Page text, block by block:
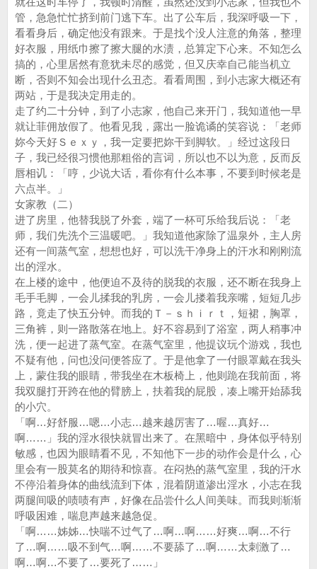
管，急急忙忙挤到前门逃下车。出了公车后，我深呼吸一下，
看看身后，确定他没有跟来。于是找个没人注意的角落，整理
好衣服，用纸巾擦了擦大腿的水渍，总算定下心来。不知怎么
搞的，心里居然有意犹未尽的感觉，但又庆幸自己能当机立
断，否则不知会出现什么丑态。看看周围，到小志家大概还有
两站，于是我决定用走的。
走了约二十分钟，到了小志家，他自己来开门，我知道他一早
就让菲佣放假了。他看见我，露出一脸诡谲的笑容说：「老师
妳今天好Ｓｅｘｙ，我一定要把妳干到脚软。」经过这段日
子，我已经很习惯他那粗俗的言词，所以也不以为意，反而反
唇相讥：「哼，少说大话，看你有什么本事，不要到时候老是
六点半。」
女家教（二）
进了房里，他替我脱了外套，端了一杯可乐给我后说：「老
师，我们先洗个三温暖吧。」我知道他家除了温泉外，主人房
还有一间蒸气室，想想也好，可以洗干净身上的汗水和刚刚流
出的淫水。
在上楼的途中，他便迫不及待的脱我的衣服，还不断在我身上
毛手毛脚，一会儿揉我的乳房，一会儿搂着我亲嘴，短短几步
路，竟走了快五分钟。而我的Ｔ－ｓｈｉｒｔ，短裙，胸罩，
三角裤，则一路散落在地上。好不容易到了浴室，两人稍事冲
洗，便一起进了蒸气室。在蒸气室里，他提议玩个游戏，我也
不疑有他，问也没问便答应了。于是他拿了一付眼罩戴在我头
上，蒙住我的眼睛，带我坐在木板椅上，他则跪在我前面，将
我双腿打开跨在他的臂膀上，扶着我的屁股，凑上嘴开始舔我
的小穴。
「啊…好舒服…嗯…小志…越来越厉害了…喔…真好…
啊……」我的淫水很快就冒出来了。在黑暗中，身体似乎特别
敏感，也因为眼睛看不见，不知他下一步的动作会是什么，心
里会有一股莫名的期待和惊喜。在闷热的蒸气室里，我的汗水
不停沿着身体的曲线流到下体，混着阴道渗出淫水，小志在我
两腿间吸的啧啧有声，好像在品尝什么人间美味。而我则渐渐
呼吸困难，喘息声越来越急促。
「啊……姊姊…快喘不过气了…啊…啊……好爽…啊…不行
了…啊……吸不到气…啊……不要舔了…啊……太刺激了…
啊…啊…不要了…要死了……」